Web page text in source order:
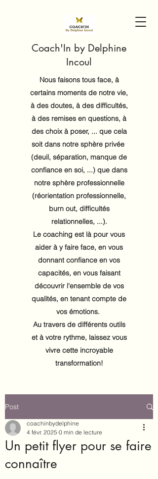
Coach'In by Delphine
Incoul
Nous faisons tous face, à
certains moments de notre vie,
à des doutes, à des difficultés,
à des remises en questions, à
des choix à poser, ... que cela
soit dans notre sphère privée
(deuil, séparation, manque de
confiance en soi, ...) que dans
notre sphère professionnelle
(réorientation professionnelle,
burn out, difficultés
relationnelles, ...).
Le coaching est là pour vous
aider à y faire face, en vous
donnant confiance en vos
capacités, en vous faisant
découvrir l'ensemble de vos
qualités, en tenant compte de
vos émotions.
Au travers de différents outils
et à votre rythme, laissez vous
vivre cette incroyable
transformation!
Post
Un petit flyer pour se faire
connaître
coachinbydelphine
4 févr. 2025 0 min de lecture